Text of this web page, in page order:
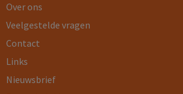
Over ons
Veelgestelde vragen
Contact
Links
Nieuwsbrief